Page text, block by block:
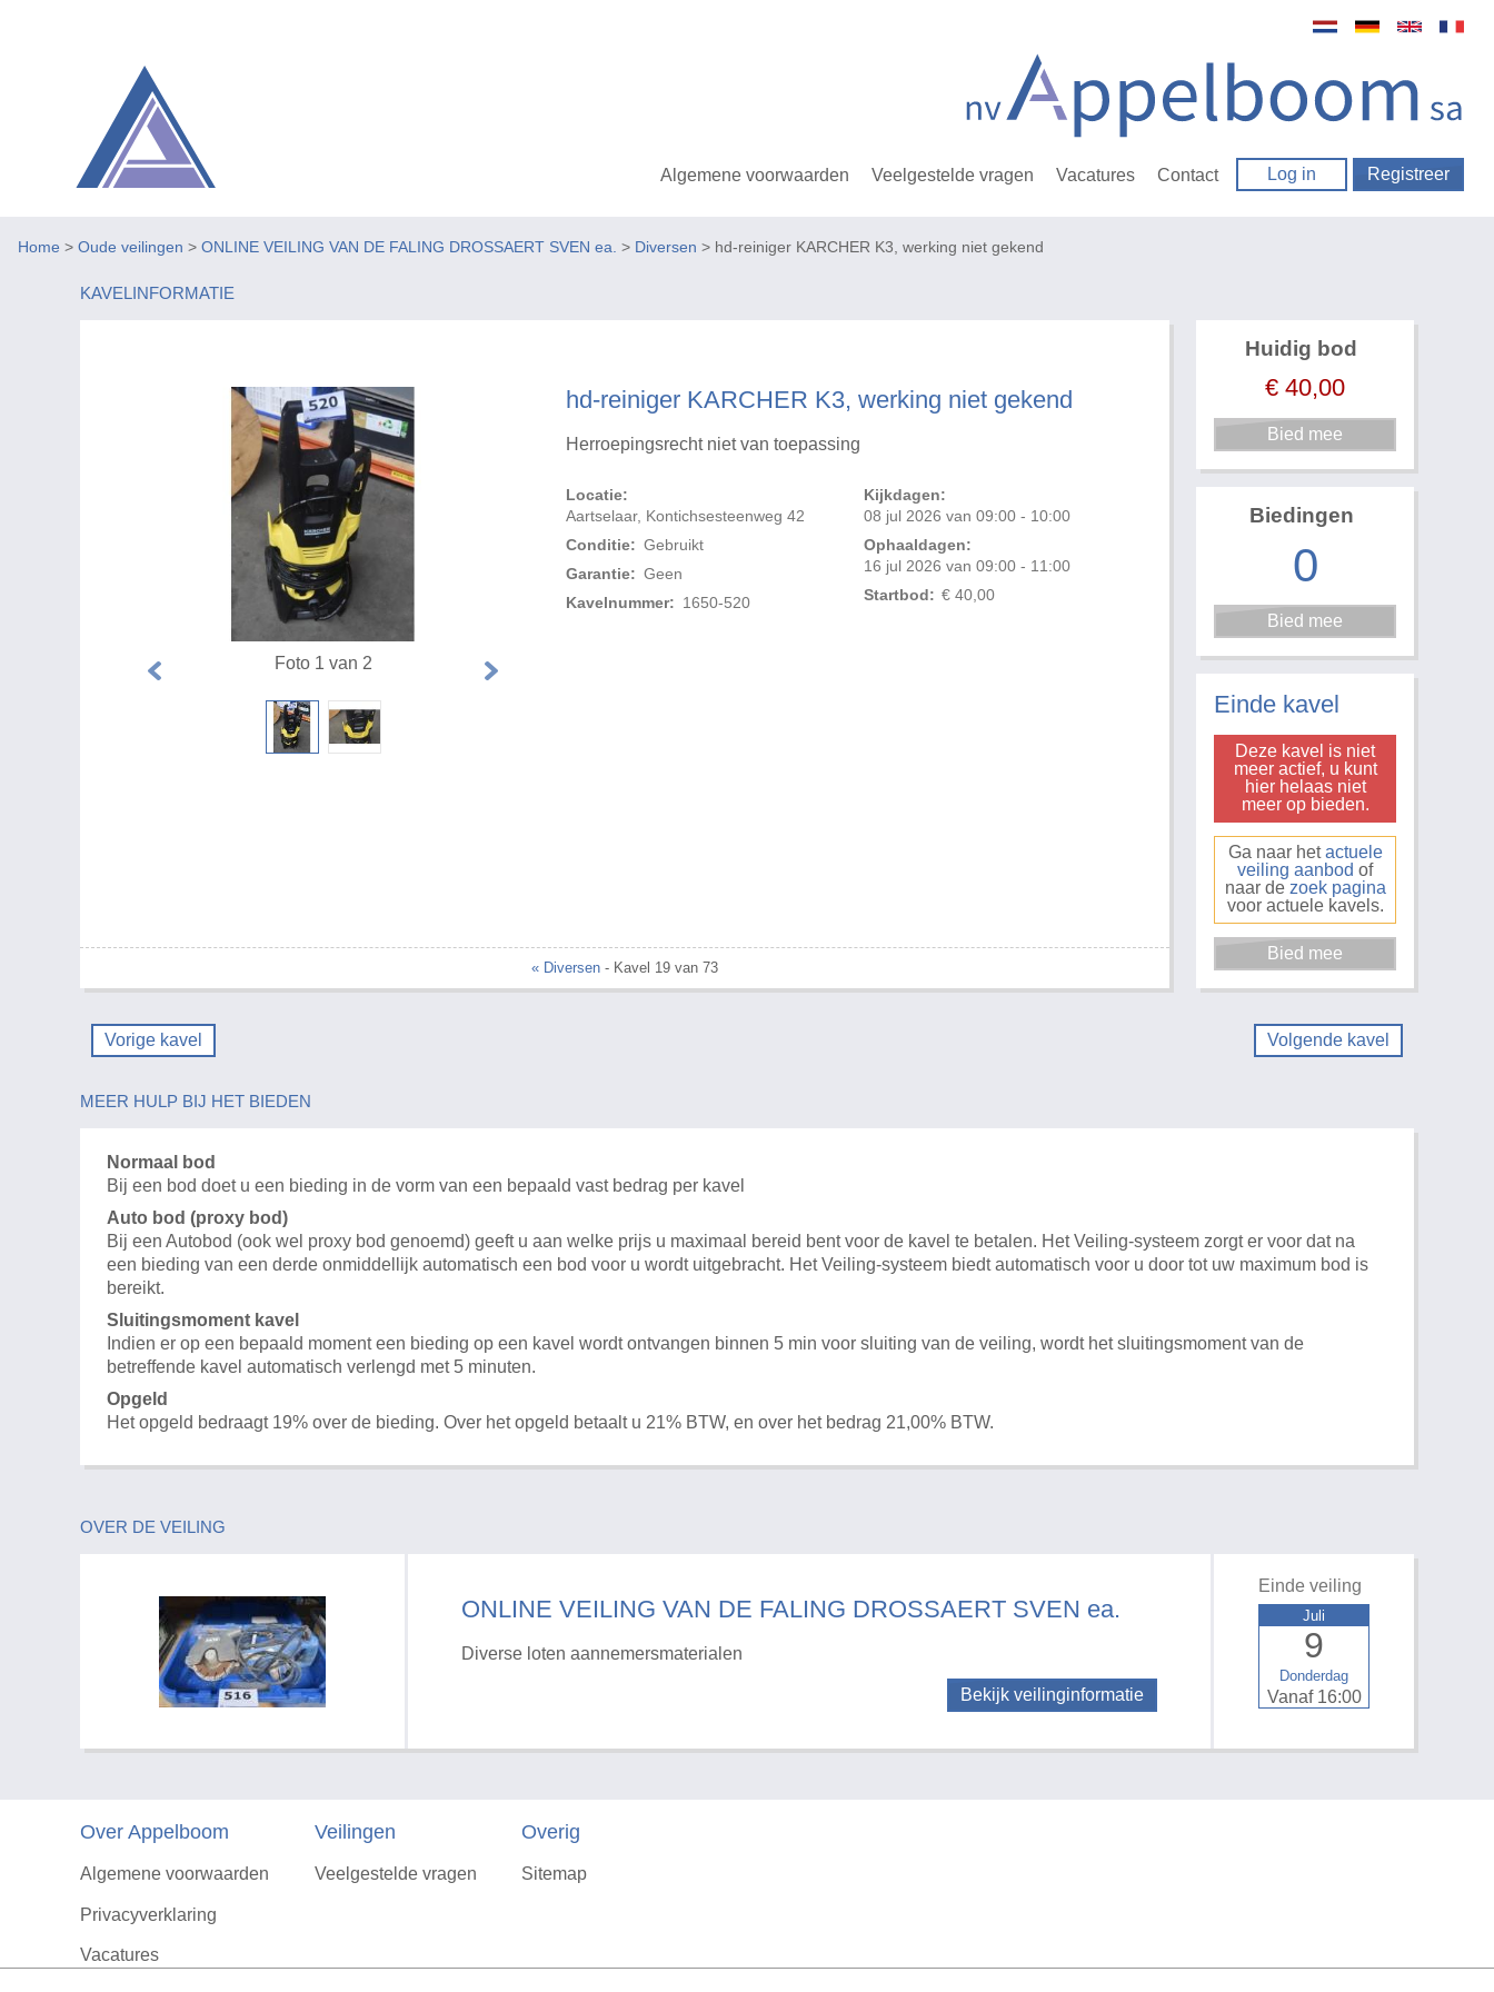
Algemene voorwaarden Veelgestelde vragen Vacatures Contact Log in Registreer
Home > Oude veilingen > ONLINE VEILING VAN DE FALING DROSSAERT SVEN ea. > Diversen > hd-reiniger KARCHER K3, werking niet gekend
KAVELINFORMATIE
hd-reiniger KARCHER K3, werking niet gekend
Herroepingsrecht niet van toepassing
Locatie:
Aartselaar, Kontichsesteenweg 42
Conditie: Gebruikt
Garantie: Geen
Kavelnummer: 1650-520
Kijkdagen:
08 jul 2026 van 09:00 - 10:00
Ophaaldagen:
16 jul 2026 van 09:00 - 11:00
Startbod: € 40,00
Foto 1 van 2
« Diversen - Kavel 19 van 73
Huidig bod
€ 40,00
Biedingen
0
Einde kavel
Deze kavel is niet
meer actief, u kunt
hier helaas niet
meer op bieden.
Ga naar hetactuele
veiling aanbod of
naar de zoek pagina
voor actuele kavels.
Vorige kavel Volgende kavel
MEER HULP BIJ HET BIEDEN
Normaal bod
Bij een bod doet u een bieding in de vorm van een bepaald vast bedrag per kavel
Auto bod (proxy bod)
Bij een Autobod (ook wel proxy bod genoemd) geeft u aan welke prijs u maximaal bereid bent voor de kavel te betalen. Het Veiling-systeem zorgt er voor dat na
een bieding van een derde onmiddellijk automatisch een bod voor u wordt uitgebracht. Het Veiling-systeem biedt automatisch voor u door tot uw maximum bod is
bereikt.
Sluitingsmoment kavel
Indien er op een bepaald moment een bieding op een kavel wordt ontvangen binnen 5 min voor sluiting van de veiling, wordt het sluitingsmoment van de
betreffende kavel automatisch verlengd met 5 minuten.
Opgeld
Het opgeld bedraagt 19% over de bieding. Over het opgeld betaalt u 21% BTW, en over het bedrag 21,00% BTW.
OVER DE VEILING
ONLINE VEILING VAN DE FALING DROSSAERT SVEN ea.
Diverse loten aannemersmaterialen
Bekijk veilinginformatie
Einde veiling
Donderdag
9
Juli
Vanaf 16:00
Over Appelboom
Algemene voorwaarden
Privacyverklaring
Vacatures
Veilingen
Veelgestelde vragen
Overig
Sitemap